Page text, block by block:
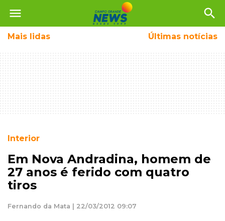
menu search
Mais lidas Últimas notícias
Interior
Em Nova Andradina, homem de
27 anos é ferido com quatro
tiros
Fernando da Mata | 22/03/2012 09:07